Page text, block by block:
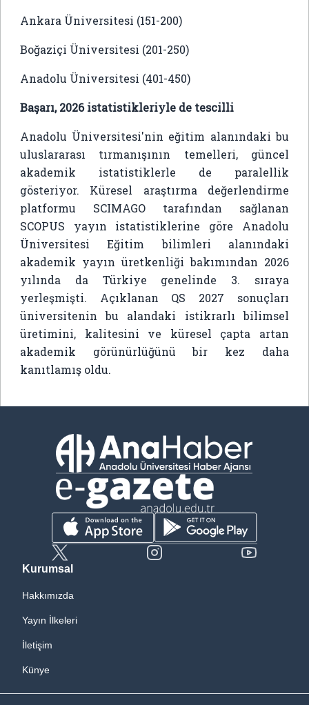
Kurumsal
Hakkımızda
Yayın İlkeleri
İletişim
Künye
Ankara Üniversitesi (151-200)
Boğaziçi Üniversitesi (201-250)
Anadolu Üniversitesi (401-450)
Başarı, 2026 istatistikleriyle de tescilli
Anadolu Üniversitesi'nin eğitim alanındaki bu
uluslararası tırmanışının temelleri, güncel
akademik istatistiklerle de paralellik
gösteriyor. Küresel araştırma değerlendirme
platformu SCIMAGO tarafından sağlanan
SCOPUS yayın istatistiklerine göre Anadolu
Üniversitesi Eğitim bilimleri alanındaki
akademik yayın üretkenliği bakımından 2026
yılında da Türkiye genelinde 3. sıraya
yerleşmişti. Açıklanan QS 2027 sonuçları
üniversitenin bu alandaki istikrarlı bilimsel
üretimini, kalitesini ve küresel çapta artan
akademik görünürlüğünü bir kez daha
kanıtlamış oldu.